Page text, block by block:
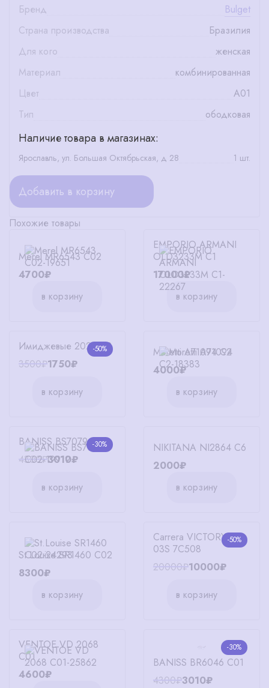
Бренд
Bulget
Страна производства
Бразилия
Для кого
женская
Материал
комбинированная
Цвет
A01
Тип
ободковая
Наличие товара в магазинах:
Ярославль, ул. Большая Октябрьская, д 28 1 шт.
Добавить в корзину
Похожие товары
Merel MR6543 C02
4700₽
в корзину
EMPORIO ARMANI
OLD3233M C1
17000₽
в корзину
-50%
Имиджевые 2026 C2
3500₽1750₽
в корзину
Moretti A71094 C2
4000₽
в корзину
-30%
BANISS BS7079 C02
4300₽3010₽
в корзину
NIKITANA NI2864 C6
2000₽
в корзину
St.Louise SR1460 C02
8300₽
в корзину
-50%
Carrera VICTORY C
03S 7C508
20000₽10000₽
в корзину
VENTOE VD 2068
C01
4600₽
-30%
BANISS BR6046 C01
4300₽3010₽